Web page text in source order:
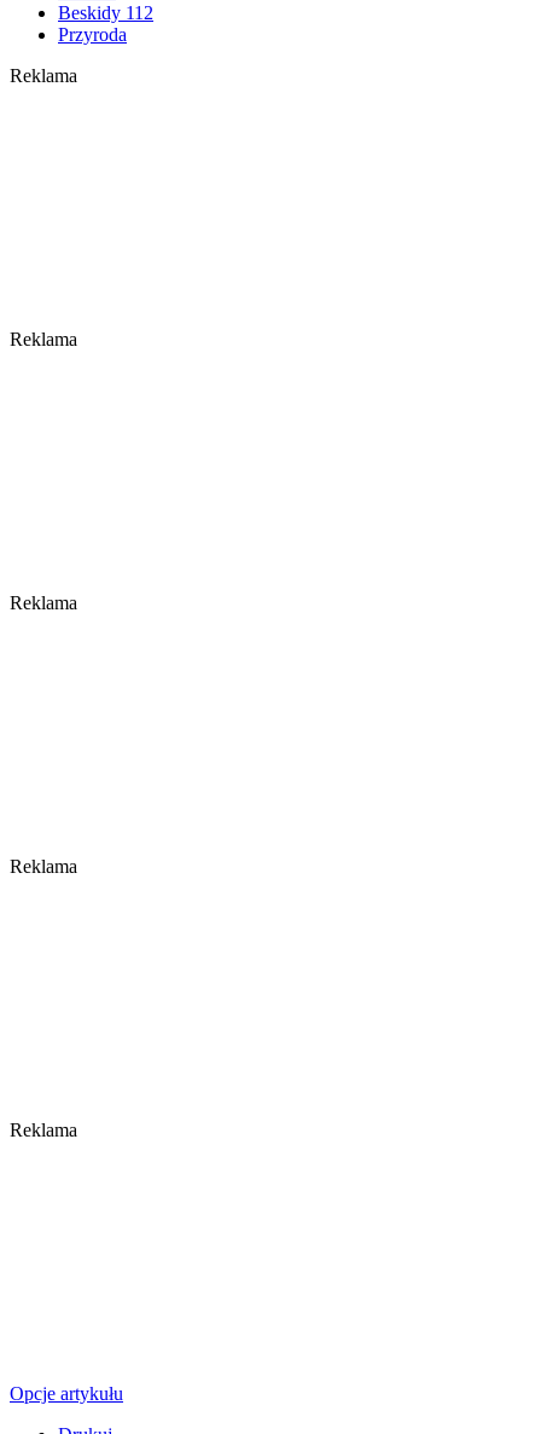
Beskidy 112
Przyroda
Reklama
Reklama
Reklama
Reklama
Reklama
Opcje artykułu